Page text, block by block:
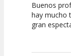
10
Calidad del
Buenos
hay mucho
gran